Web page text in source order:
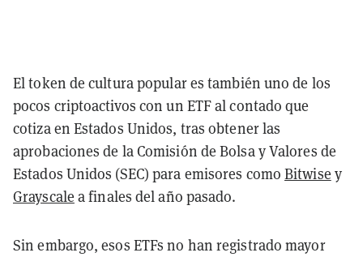
El token de cultura popular es también uno de los
pocos criptoactivos con un ETF al contado que
cotiza en Estados Unidos, tras obtener las
aprobaciones de la Comisión de Bolsa y Valores de
Estados Unidos (SEC) para emisores comoBitwise y
Grayscale a finales del año pasado.
Sin embargo, esos ETFs no han registrado mayor